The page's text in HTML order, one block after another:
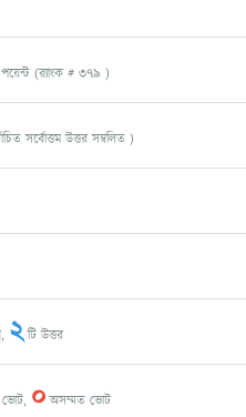
পয়েন্ট (র‌্যাংক #379 )
সর্বোত্তম উত্তর সম্বলিত )
2টি উত্তর
0অসম্মত ভোট